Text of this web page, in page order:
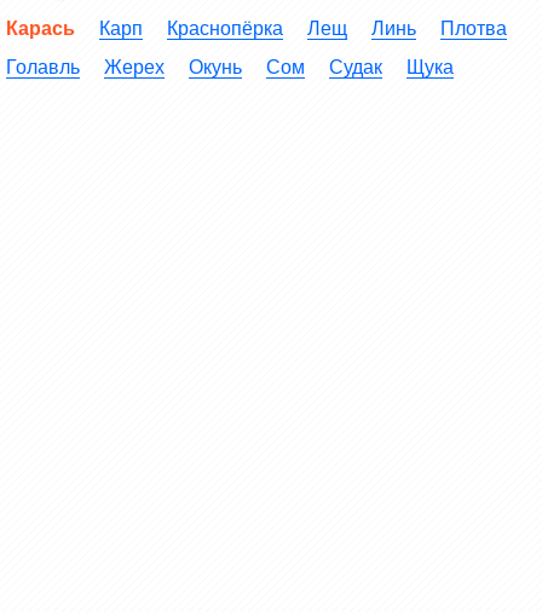
Карась Карп Краснопёрка Лещ Линь
Плотва
Голавль
Жерех Окунь Сом Судак Щука